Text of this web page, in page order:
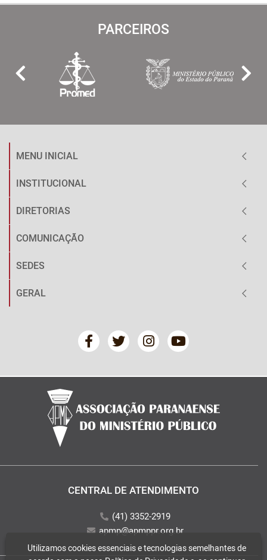
PARCEIROS
MENU INICIAL
INSTITUCIONAL
DIRETORIAS
COMUNICAÇÃO
SEDES
GERAL
CENTRAL DE ATENDIMENTO
(41) 3352-2919
apmp@apmppr.org.br
Utilizamos cookies essenciais e tecnologias semelhantes de